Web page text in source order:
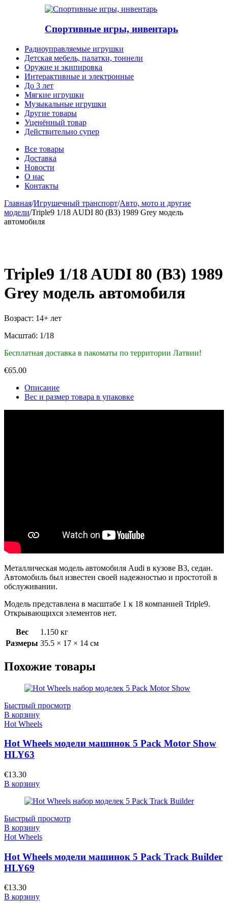
Спортивные игры, инвентарь
Радиоуправляемые игрушки
Детская мебель, палатки, тоннели
Оружие и экипировка
Интерактивные и электронные
До 3 лет
Мягкие игрушки
Музыкальные игрушки
Другие товары
Уценённый товар
Действительно супер
Все товары
Доставка
Новости
О нас
Контакты
Главная/Игрушечный транспорт/Авто, мото и другие
модели/Triple9 1/18 AUDI 80 (B3) 1989 Grey модель
автомобиля
Triple9 1/18 AUDI 80 (B3) 1989
Grey модель автомобиля
Возраст: 14+ лет
Масштаб: 1/18
Бесплатная доставка в пакоматы по территории Латвии!
€65.00
Описание
Вес и размер товара в упаковке
Металлическая модель автомобиля Audi в кузове B3, седан.
Автомобиль был известен своей надежностью и простотой в
обслуживании.
Модель представлена в масштабе 1 к 18 компанией Triple9.
Открывающихся элементов нет.
Вес
1.150 кг
Размеры 35.5 × 17 × 14 см
Похожие товары
Быстрый просмотр
В корзину
Hot Wheels
Hot Wheels модели машинок 5 Pack Motor Show
HLY63
€13.30
В корзину
Быстрый просмотр
В корзину
Hot Wheels
Hot Wheels модели машинок 5 Pack Track Builder
HLY69
€13.30
В корзину